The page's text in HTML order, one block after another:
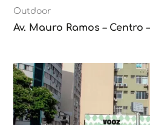
Outdoor
Av. Mauro Ramos – Centro